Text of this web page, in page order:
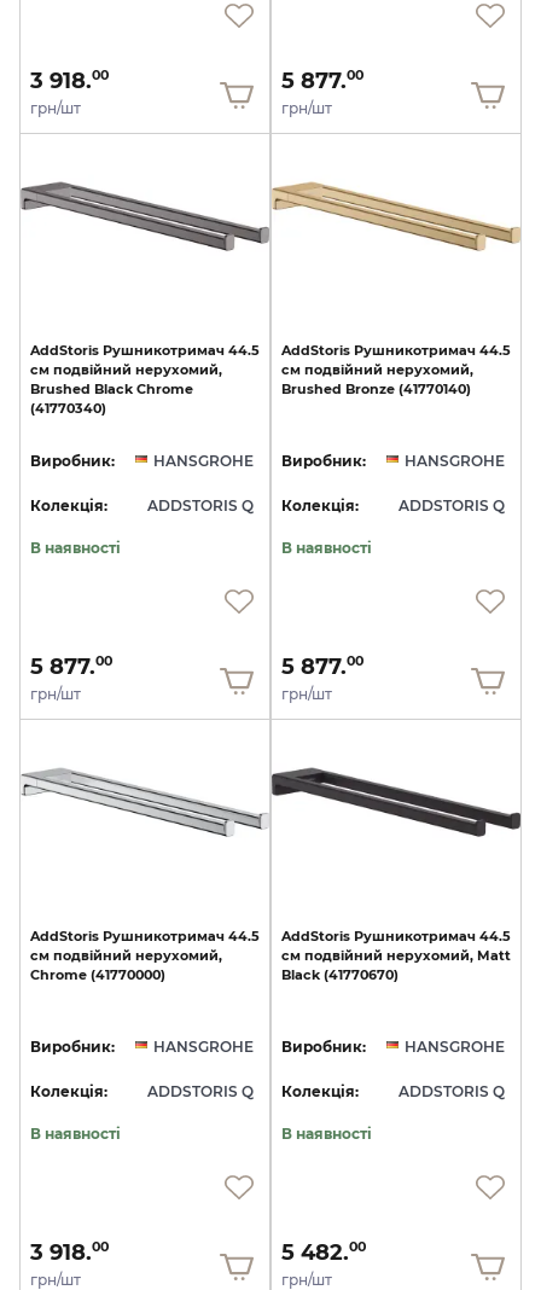
3 918.00
грн/шт
5 877.00
грн/шт
AddStoris Рушникотримач 44.5
см подвійний нерухомий,
Brushed Black Chrome
(41770340)
Виробник: HANSGROHE
Колекція: ADDSTORIS Q
В наявності
5 877.00
грн/шт
AddStoris Рушникотримач 44.5
см подвійний нерухомий,
Brushed Bronze (41770140)
Виробник: HANSGROHE
Колекція: ADDSTORIS Q
В наявності
5 877.00
грн/шт
AddStoris Рушникотримач 44.5
см подвійний нерухомий,
Chrome (41770000)
Виробник: HANSGROHE
Колекція: ADDSTORIS Q
В наявності
3 918.00
грн/шт
AddStoris Рушникотримач 44.5
см подвійний нерухомий, Matt
Black (41770670)
Виробник: HANSGROHE
Колекція: ADDSTORIS Q
В наявності
5 482.00
грн/шт